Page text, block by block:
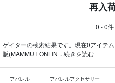
再入
0 - 0
ゲイターの検索結果です。現在0アイテ
販(MAMMUT ONLIN ...続きを読む
アパレル アパレルアクセサリー